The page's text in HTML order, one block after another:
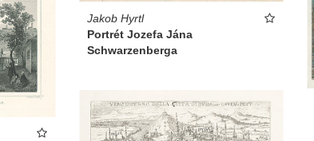
Jakob Hyrtl
Portrét Jozefa Jána
Schwarzenberga